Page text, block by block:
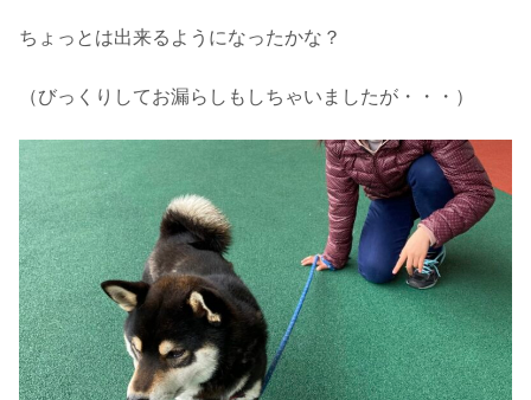
ちょっとは出来るようになったかな？
（びっくりしてお漏らしもしちゃいましたが・・・）